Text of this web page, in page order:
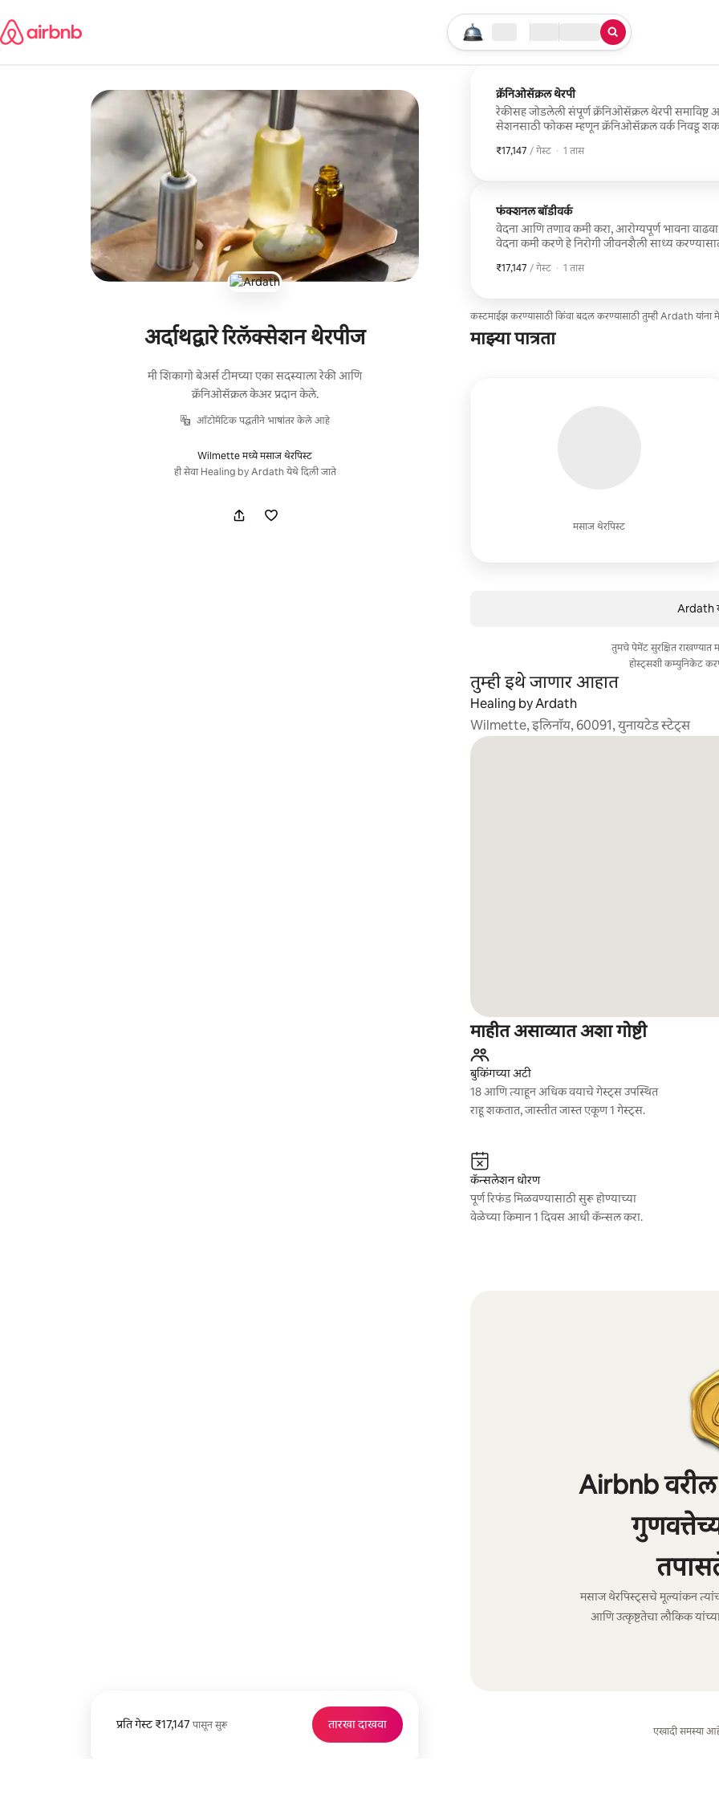
जा
तुमचा सर्च सुरू करा
लोकेशन चेक इन / चेक आऊट
सेवेचा प्रकार
अर्दाथद्वारे रिलॅक्सेशन थेरपीज
मी शिकागो बेअर्स टीमच्या एका सदस्याला रेकी आणि
क्रॅनिओसॅक्रल केअर प्रदान केले.
ऑटोमॅटिक पद्धतीने भाषांतर केले आहे
Wilmette मध्ये मसाज थेरपिस्ट
ही सेवा Healing by Ardath येथे दिली जाते
प्रति गेस्ट ₹17,147 पासून सुरू
प्रति गेस्ट ₹17,147 पासून तारखा दाखवा
क्रॅनिओसॅक्रल थेरपी
रेकीसह जोडलेली संपूर्ण क्रॅनिओसॅक्रल थेरपी
सेशनसाठी फोकस म्हणून क्रॅनिओसॅक्रल वर्क निवडू
अंदाजे 60 मिनिटे चालतात. कृपया ट्रीटमेंटसाठी सैल
₹17,147 / गेस्ट
₹17,147 प्रति गेस्ट
, · 1 तास
फंक्शनल बॉडीवर्क
वेदना आणि तणाव कमी करा, आरोग्यपूर्ण भावना वाढवा आणि
वेदना कमी करणे हे निरोगी जीवनशैली साध्य
₹17,147 / गेस्ट
₹17,147 प्रति गेस्ट
, · 1 तास
कस्टमाईझ करण्यासाठी किंवा बदल करण्यासाठी तुम्ही Ardath
माझ्या पात्रता
मसाज थेरपिस्ट
Ardath
तुमचे पेमेंट सुरक्षित
होस्ट्सशी कम्युनिकेट
तुम्ही इथे जाणार आहात
Healing by Ardath
Wilmette, इलिनॉय, 60091, युनायटेड स्टेट्स
माहीत असाव्यात अशा गोष्टी
बुकिंगच्या अटी
18 आणि त्याहून अधिक वयाचे गेस्ट्स उपस्थित
राहू शकतात, जास्तीत जास्त एकूण 1 गेस्ट्स.
कॅन्सलेशन धोरण
पूर्ण रिफंड मिळवण्यासाठी सुरू होण्याच्या
वेळेच्या किमान 1 दिवस आधी कॅन्सल करा.
Airbnb
मसाज थेरपिस्ट्सचे मूल्यांकन
आणि उत्कृष्टतेचा लौकिक
एखादी समस्या